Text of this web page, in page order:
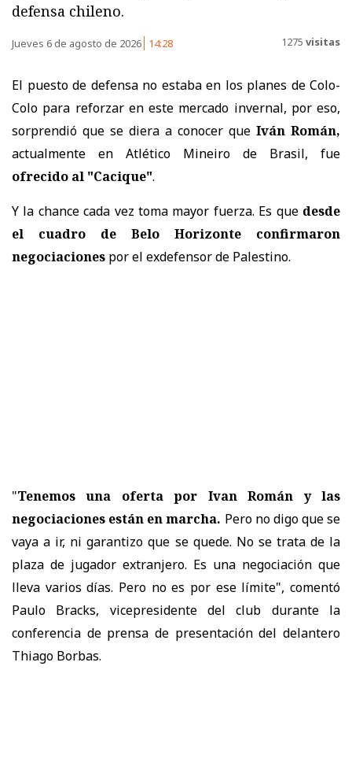
defensa chileno.
Jueves 6 de agosto de 2026 14:28 1275 visitas
El puesto de defensa no estaba en los planes de Colo-
Colo para reforzar en este mercado invernal, por eso,
sorprendió que se diera a conocer que Iván Román,
actualmente en Atlético Mineiro de Brasil, fue
ofrecido al "Cacique".
Y la chance cada vez toma mayor fuerza. Es que desde
el cuadro de Belo Horizonte confirmaron
negociaciones por el exdefensor de Palestino.
"Tenemos una oferta por Ivan Román y las
negociaciones están en marcha. Pero no digo que se
vaya a ir, ni garantizo que se quede. No se trata de la
plaza de jugador extranjero. Es una negociación que
lleva varios días. Pero no es por ese límite", comentó
Paulo Bracks, vicepresidente del club durante la
conferencia de prensa de presentación del delantero
Thiago Borbas.